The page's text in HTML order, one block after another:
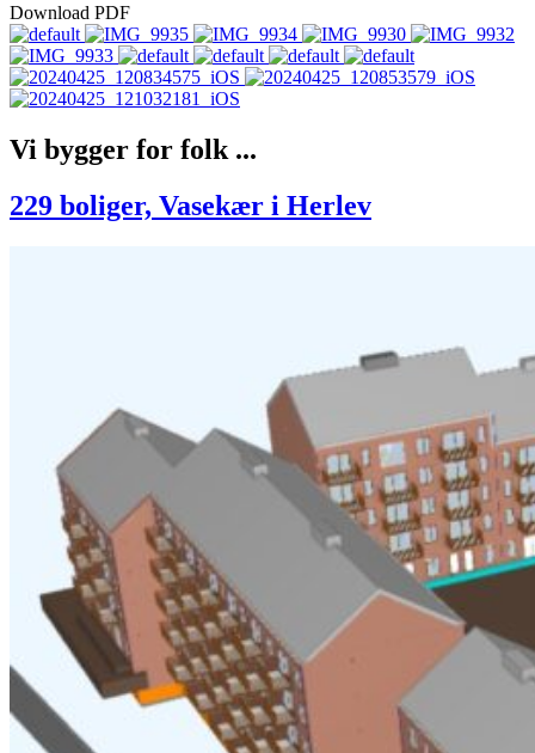
Download PDF
Vi bygger for folk ...
229 boliger, Vasekær i Herlev